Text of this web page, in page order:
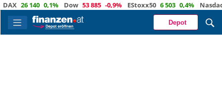
26 140 0,1% Dow 53 885 -0,9% EStoxx50 6 503 0,4% Nasdaq 29
Depot